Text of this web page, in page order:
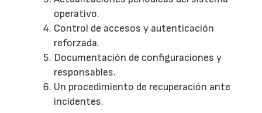
operativo.
Control de accesos y autenticación
reforzada.
Documentación de configuraciones y
responsables.
Un procedimiento de recuperación ante
incidentes.